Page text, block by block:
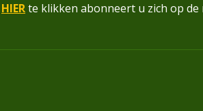
HIERte klikken abonneert u zich op de